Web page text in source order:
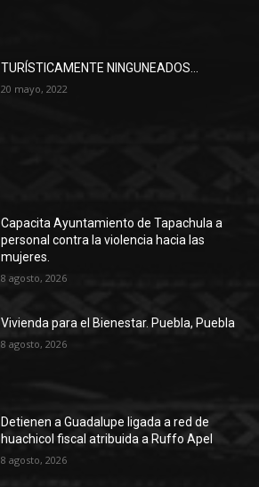
TURÍSTICAMENTE NINGUNEADOS…
20 mayo, 2022
Capacita Ayuntamiento de Tapachula a
personal contra la violencia hacia las
mujeres.
8 agosto, 2026
Vivienda para el Bienestar. Puebla, Puebla
8 agosto, 2026
Detienen a Guadalupe ligada a red de
huachicol fiscal atribuida a Ruffo Apel
8 agosto, 2026